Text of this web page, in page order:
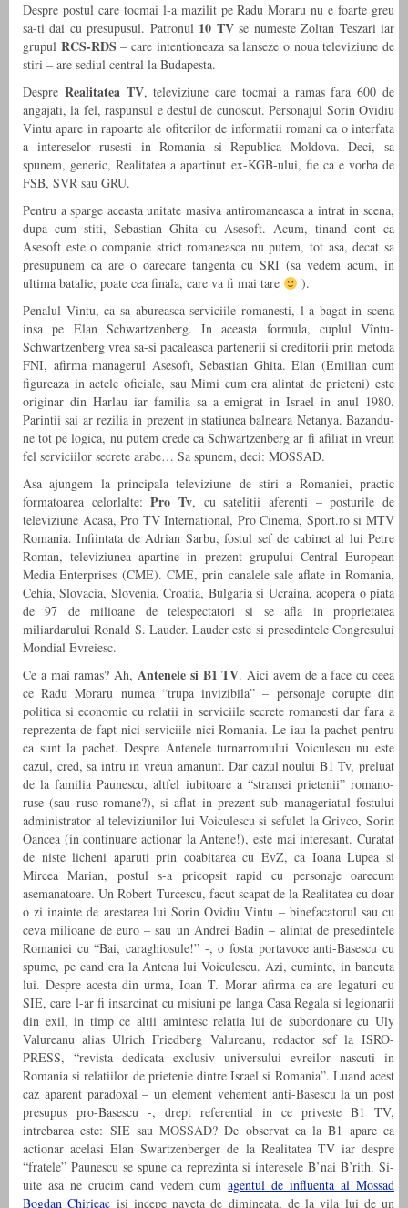
Despre postul care tocmai l-a mazilit pe Radu Moraru nu e foarte greu
sa-ti dai cu presupusul. Patronul 10 TVse numeste Zoltan Teszari iar
grupul RCS-RDS – care intentioneaza sa lanseze o noua televiziune de
stiri – are sediul central la Budapesta.
Despre Realitatea TV, televiziune care tocmai a ramas fara 600 de
angajati, la fel, raspunsul e destul de cunoscut. Personajul Sorin Ovidiu
Vintu apare in rapoarte ale ofiterilor de informatii romani ca o interfata
a intereselor rusesti in Romania si Republica Moldova. Deci, sa
spunem, generic, Realitatea a apartinut ex-KGB-ului, fie ca e vorba de
FSB, SVR sau GRU.
Pentru a sparge aceasta unitate masiva antiromaneasca a intrat in scena,
dupa cum stiti, Sebastian Ghita cu Asesoft. Acum, tinand cont ca
Asesoft este o companie strict romaneasca nu putem, tot asa, decat sa
presupunem ca are o oarecare tangenta cu SRI (sa vedem acum, in
ultima batalie, poate cea finala, care va fi mai tare
).
Penalul Vintu, ca sa abureasca serviciile romanesti, l-a bagat in scena
insa pe Elan Schwartzenberg. In aceasta formula, cuplul Vîntu-
Schwartzenberg vrea sa-si pacaleasca partenerii si creditorii prin metoda
FNI, afirma managerul Asesoft, Sebastian Ghita. Elan (Emilian cum
figureaza in actele oficiale, sau Mimi cum era alintat de prieteni) este
originar din Harlau iar familia sa a emigrat in Israel in anul 1980.
Parintii sai ar rezilia in prezent in statiunea balneara Netanya. Bazandu-
ne tot pe logica, nu putem crede ca Schwartzenberg ar fi afiliat in vreun
fel serviciilor secrete arabe… Sa spunem, deci: MOSSAD.
Asa ajungem la principala televiziune de stiri a Romaniei, practic
formatoarea celorlalte: Pro Tv, cu satelitii aferenti – posturile de
televiziune Acasa, Pro TV International, Pro Cinema, Sport.ro si MTV
Romania. Infiintata de Adrian Sarbu, fostul sef de cabinet al lui Petre
Roman, televiziunea apartine in prezent grupului Central European
Media Enterprises (CME). CME, prin canalele sale aflate in Romania,
Cehia, Slovacia, Slovenia, Croatia, Bulgaria si Ucraina, acopera o piata
de 97 de milioane de telespectatori si se afla in proprietatea
miliardarului Ronald S. Lauder. Lauder este si presedintele Congresului
Mondial Evreiesc.
Ce a mai ramas? Ah, Antenele si B1 TV. Aici avem de a face cu ceea
ce Radu Moraru numea “trupa invizibila” – personaje corupte din
politica si economie cu relatii in serviciile secrete romanesti dar fara a
reprezenta de fapt nici serviciile nici Romania. Le iau la pachet pentru
ca sunt la pachet. Despre Antenele turnarromului Voiculescu nu este
cazul, cred, sa intru in vreun amanunt. Dar cazul noului B1 Tv, preluat
de la familia Paunescu, altfel iubitoare a “stransei prietenii” romano-
ruse (sau ruso-romane?), si aflat in prezent sub manageriatul fostului
administrator al televiziunilor lui Voiculescu si sefulet la Grivco, Sorin
Oancea (in continuare actionar la Antene!), este mai interesant. Curatat
de niste licheni aparuti prin coabitarea cu EvZ, ca Ioana Lupea si
Mircea Marian, postul s-a pricopsit rapid cu personaje oarecum
asemanatoare. Un Robert Turcescu, facut scapat de la Realitatea cu doar
o zi inainte de arestarea lui Sorin Ovidiu Vintu – binefacatorul sau cu
ceva milioane de euro – sau un Andrei Badin – alintat de presedintele
Romaniei cu “Bai, caraghiosule!” -, o fosta portavoce anti-Basescu cu
spume, pe cand era la Antena lui Voiculescu. Azi, cuminte, in bancuta
lui. Despre acesta din urma, Ioan T. Morar afirma ca are legaturi cu
SIE, care l-ar fi insarcinat cu misiuni pe langa Casa Regala si legionarii
din exil, in timp ce altii amintesc relatia lui de subordonare cu Uly
Valureanu alias Ulrich Friedberg Valureanu, redactor sef la ISRO-
PRESS, “revista dedicata exclusiv universului evreilor nascuti in
Romania si relatiilor de prietenie dintre Israel si Romania”. Luand acest
caz aparent paradoxal – un element vehement anti-Basescu la un post
presupus pro-Basescu -, drept referential in ce priveste B1 TV,
intrebarea este: SIE sau MOSSAD? De observat ca la B1 apare ca
actionar acelasi Elan Swartzenberger de la Realitatea TV iar despre
“fratele” Paunescu se spune ca reprezinta si interesele B’nai B’rith. Si-
uite asa ne crucim cand vedem cumagentul de influenta al Mossad
Bogdan Chirieac isi incepe naveta de dimineata, de la vila lui de un